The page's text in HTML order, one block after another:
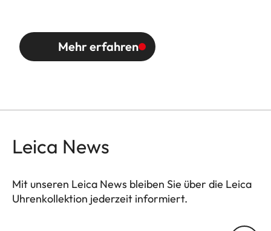
Mehr erfahren
Leica News
Mit unseren Leica News bleiben Sie über die Leica
Uhrenkollektion jederzeit informiert.